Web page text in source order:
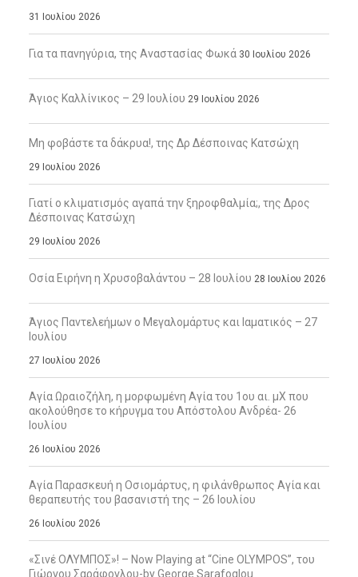
31 Ιουλίου 2026
Για τα πανηγύρια, της Αναστασίας Φωκά 30 Ιουλίου 2026
Άγιος Καλλίνικος – 29 Ιουλίου 29 Ιουλίου 2026
Μη φοβάστε τα δάκρυα!, της Δρ Δέσποινας Κατσώχη
29 Ιουλίου 2026
Γιατί ο κλιματισμός αγαπά την ξηροφθαλμία;, της Δρος
Δέσποινας Κατσώχη
29 Ιουλίου 2026
Οσία Ειρήνη η Χρυσοβαλάντου – 28 Ιουλίου 28 Ιουλίου 2026
Άγιος Παντελεήμων ο Μεγαλομάρτυς και Ιαματικός – 27
Ιουλίου
27 Ιουλίου 2026
Αγία Ωραιοζήλη, η μορφωμένη Αγία του 1ου αι. μΧ που
ακολούθησε το κήρυγμα του Απόστολου Ανδρέα- 26
Ιουλίου
26 Ιουλίου 2026
Αγία Παρασκευή η Οσιομάρτυς, η φιλάνθρωπος Αγία και
θεραπευτής του βασανιστή της – 26 Ιουλίου
26 Ιουλίου 2026
«Σινέ ΟΛΥΜΠΟΣ»! – Now Playing at “Cine OLYMPOS”, του
Γιώργου Σαράφογλου-by George Sarafoglou